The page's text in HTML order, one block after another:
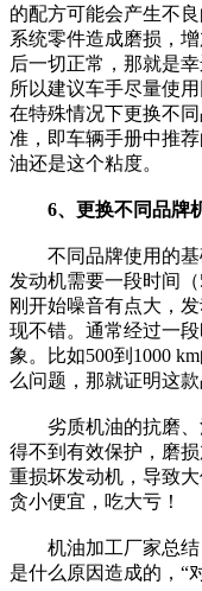
的配方可能会产生不
系统零件造成磨损，
后一切正常，那就是
所以建议车手尽量使
在特殊情况下更换不
准，即车辆手册中推
油还是这个粘度。
6、更换不同品牌
不同品牌使用的基
发动机需要一段时间
刚开始噪音有点大，
现不错。通常经过一
象。比如500到1000
么问题，那就证明这
劣质机油的抗磨、
得不到有效保护，磨
重损坏发动机，导致
贪小便宜，吃大亏！
机油加工厂家总结
是什么原因造成的，“